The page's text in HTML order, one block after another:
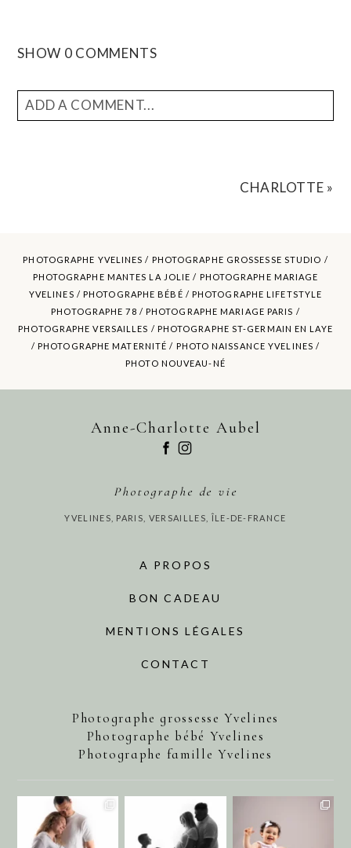
SHOW 0 COMMENTS
ADD A COMMENT...
CHARLOTTE »
PHOTOGRAPHE YVELINES / PHOTOGRAPHE GROSSESSE STUDIO /
PHOTOGRAPHE MANTES LA JOLIE / PHOTOGRAPHE MARIAGE
YVELINES / PHOTOGRAPHE BÉBÉ / PHOTOGRAPHE LIFETSTYLE
PHOTOGRAPHE 78 / PHOTOGRAPHE MARIAGE PARIS /
PHOTOGRAPHE VERSAILLES / PHOTOGRAPHE ST-GERMAIN EN LAYE
/ PHOTOGRAPHE MATERNITÉ / PHOTO NAISSANCE YVELINES /
PHOTO NOUVEAU-NÉ
Anne-Charlotte Aubel
Photographe de vie
YVELINES, PARIS, VERSAILLES, ÎLE-DE-FRANCE
A PROPOS
BON CADEAU
MENTIONS LÉGALES
CONTACT
Photographe grossesse Yvelines
Photographe bébé Yvelines
Photographe famille Yvelines
annecharlotteaubel
Août 1
Juil 29